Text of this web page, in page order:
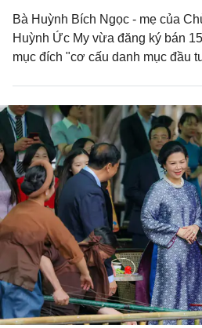
Bà Huỳnh Bích Ngọc - mẹ của
Huỳnh Ức My vừa đăng ký bán
mục đích "cơ cấu danh mục đầu